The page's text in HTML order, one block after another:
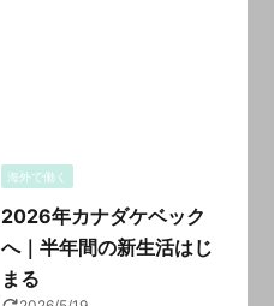
海外で働く
2026年カナダケベック
へ｜半年間の新生活はじ
まる